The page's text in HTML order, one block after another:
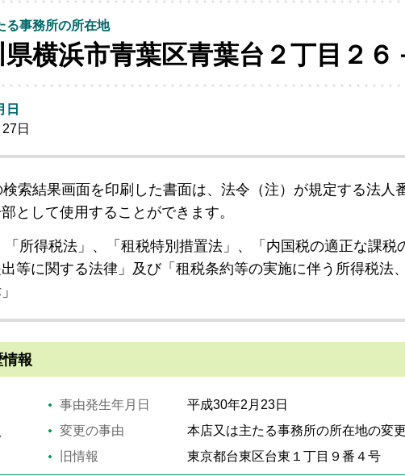
る事務所の所在地
県横浜市青葉区青葉台２丁目２
日
日
検索結果画面を印刷した書面は、法令（注）が規定する法人
として使用することができます。
「所得税法」、「租税特別措置法」、「内国税の適正な課
等に関する法律」及び「租税条約等の実施に伴う所得税法
報
事由発生年月日
平成30年2月23日
変更の事由
本店又は主たる事務所の所在地の変更
旧情報
東京都台東区台東１丁目９番４号